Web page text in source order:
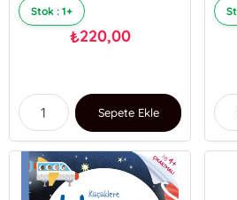
Stok : 1+
₺220,00
Sepete Ekle